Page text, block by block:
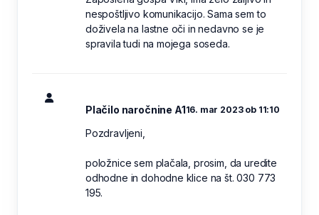
nespoštljivo komunikacijo. Sama sem to
doživela na lastne oči in nedavno se je
spravila tudi na mojega soseda.
Plačilo naročnine A116. mar 2023 ob 11:10
Pozdravljeni,
položnice sem plačala, prosim, da uredite
odhodne in dohodne klice na št. 030 773
195.